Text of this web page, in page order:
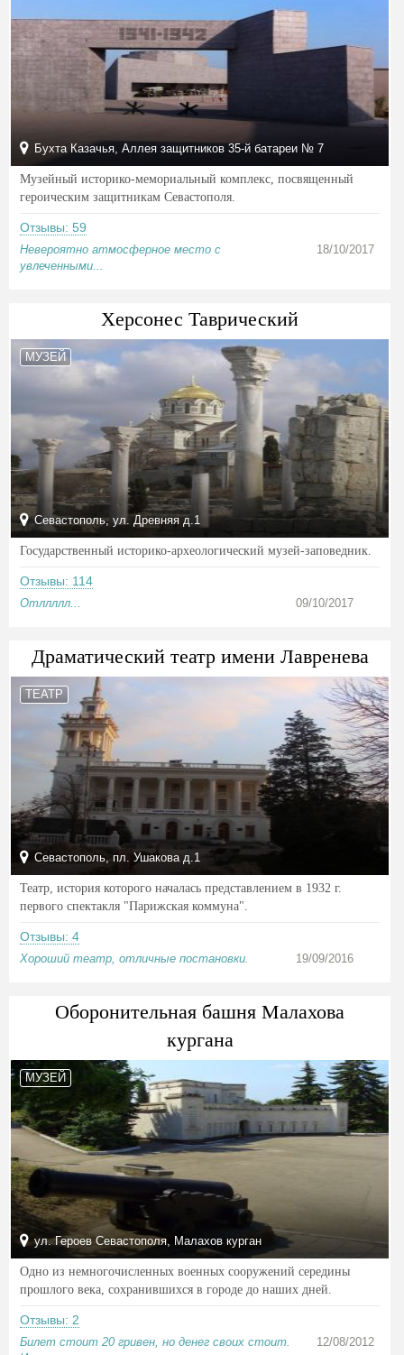
Бухта Казачья, Аллея защитников 35-й батареи № 7
Музейный историко-мемориальный комплекс, посвященный
героическим защитникам Севастополя.
Отзывы: 59
Невероятно атмосферное место с
увлеченными...
18/10/2017
Херсонес Таврический
МУЗЕЙ
Севастополь, ул. Древняя д.1
Государственный историко-археологический музей-заповедник.
Отзывы: 114
Отллллл... 09/10/2017
Драматический театр имени Лавренева
ТЕАТР
Севастополь, пл. Ушакова д.1
Театр, история которого началась представлением в 1932 г.
первого спектакля "Парижская коммуна".
Отзывы: 4
Хороший театр, отличные постановки. 19/09/2016
Оборонительная башня Малахова
кургана
МУЗЕЙ
ул. Героев Севастополя, Малахов курган
Одно из немногочисленных военных сооружений середины
прошлого века, сохранившихся в городе до наших дней.
Отзывы: 2
Билет стоит 20 гривен, но денег своих стоит.
12/08/2012